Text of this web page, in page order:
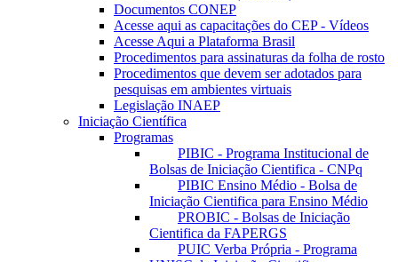
Documentos CONEP
Acesse aqui as capacitações do CEP - Vídeos
Acesse Aqui a Plataforma Brasil
Procedimentos para assinaturas da folha de rosto
Procedimentos que devem ser adotados para
pesquisas em ambientes virtuais
Legislação INAEP
Iniciação Científica
Programas
PIBIC - Programa Institucional de
Bolsas de Iniciação Cientifica - CNPq
PIBIC Ensino Médio - Bolsa de
Iniciação Cientifica para Ensino Médio
PROBIC - Bolsas de Iniciação
Cientifica da FAPERGS
PUIC Verba Própria - Programa